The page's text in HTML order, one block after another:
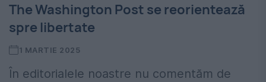
The Washington Post se reorientează
spre libertate
1 MARTIE 2025
În editorialele noastre nu comentăm de